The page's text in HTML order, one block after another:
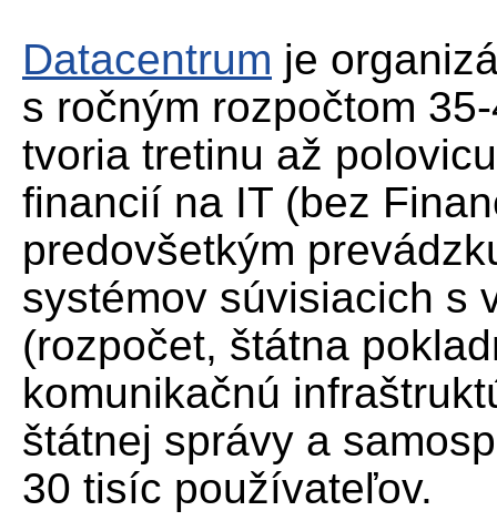
Datacentrum je
s ročným rozpočtom
tvoria tretinu až
financií na IT (bez
predovšetkým
systémov súvisiacich s
(rozpočet, štátna
komunikačnú
štátnej správy a
30 tisíc používateľov.